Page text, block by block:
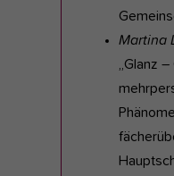
Martina
„Glanz